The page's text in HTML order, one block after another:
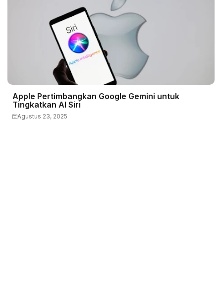
Apple Pertimbangkan Google Gemini untuk
Tingkatkan AI Siri
Agustus 23, 2025